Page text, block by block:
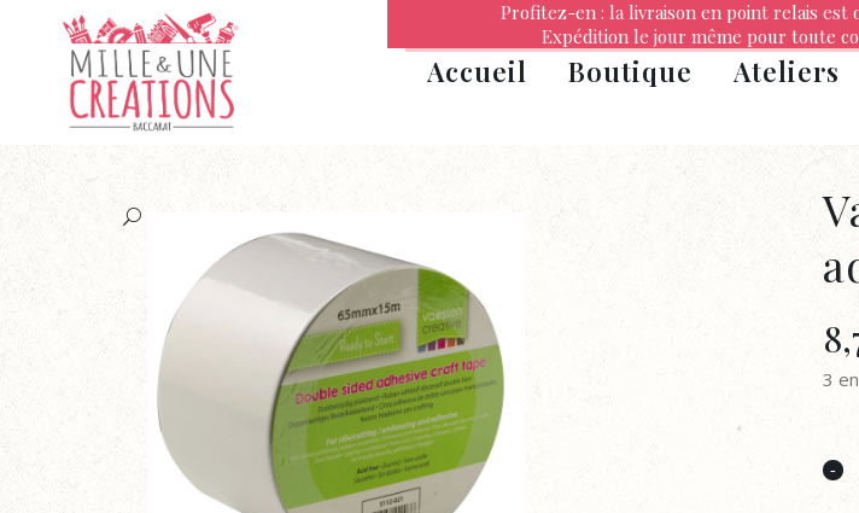
Accueil Boutique Ateliers
3
Profitez-en : la livraison en point relais est
Expédition le jour même pour toute